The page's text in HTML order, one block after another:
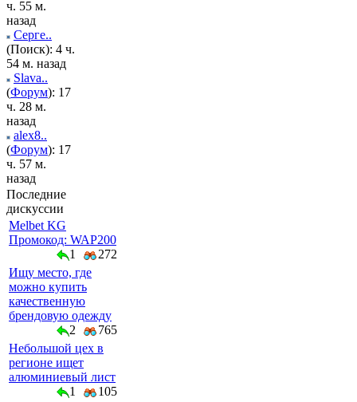
ч. 55 м.
назад
Серге..
(Поиск): 4 ч.
54 м. назад
Slava..
(Форум): 17
ч. 28 м.
назад
alex8..
(Форум): 17
ч. 57 м.
назад
Последние
дискуссии
Melbet KG
Промокод: WAP200
1
272
Ищу место, где
можно купить
качественную
брендовую одежду
2
765
Небольшой цех в
регионе ищет
алюминиевый лист
1
105